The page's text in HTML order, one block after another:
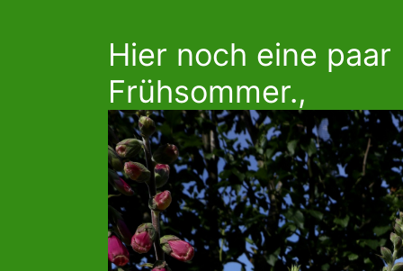
Hier noch eine
Frühsommer.,